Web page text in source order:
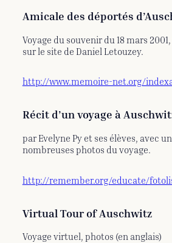
Amicale des déportés
Voyage du souvenir du 18 mars
sur le site de Daniel Letouzey.
http://www.memoire-net.org/
Récit d’un voyage à
par Evelyne Py et ses élèves, avec
nombreuses photos du voyage.
http://remember.org/educate/
Virtual Tour of Auschwitz
Voyage virtuel, photos (en anglais)